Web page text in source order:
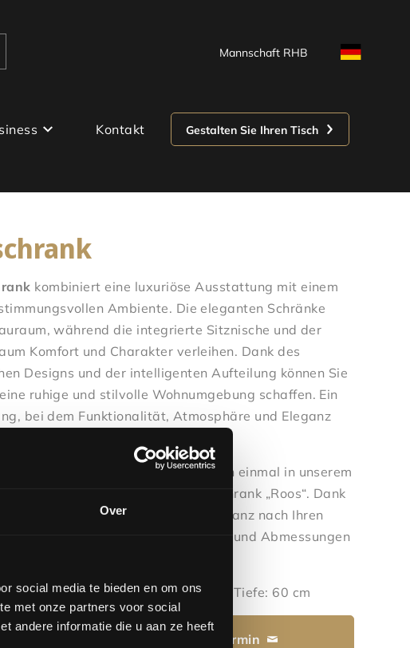
Over
social media te bieden en om ons
met onze partners voor social
andere informatie die u aan ze heeft
Mannschaft RHB
Kontakt Gestalten Sie Ihren Tisch
kombiniert eine luxuriöse Ausstattung mit einem
Ambiente. Die eleganten Schränke
während die integrierte Sitznische und der
Komfort und Charakter verleihen. Dank des
Designs und der intelligenten Aufteilung können Sie
ruhige und stilvolle Wohnumgebung schaffen. Ein
bei dem Funktionalität, Atmosphäre und Eleganz
die Möglichkeiten? Schauen Sie doch einmal in unserem
und entdecken Sie den Wandschrank „Roos“. Dank
Ausführung lässt er sich ganz nach Ihren
verschiedenen Farben, Anordnungen und Abmessungen
Höhe: 260 cm | Breite: 370,7 cm | Tiefe: 60 cm
Vereinbaren Sie einen Termin